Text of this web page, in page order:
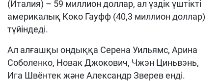
(Италия) – 59 миллион доллар, ал үздік үштікті
америкалық Коко Гауфф (40,3 миллион доллар)
түйіндеді.
Ал алғашқы ондыққа Серена Уильямс, Арина
Соболенко, Новак Джокович, Чжэн Циньвэнь,
Ига Швёнтек және Александр Зверев енді.